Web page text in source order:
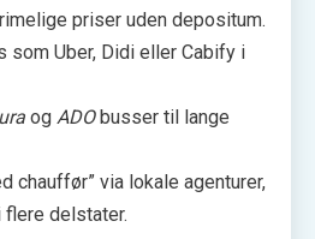
priser uden depositum.
som Uber, Didi eller Cabify i
og ADObusser til lange
chauffør” via lokale agenturer,
flere delstater.